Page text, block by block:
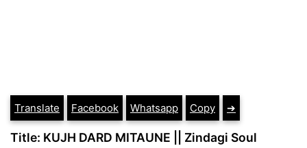
Translate Facebook Whatsapp Copy ➔
Title: KUJH DARD MITAUNE || Zindagi Soul